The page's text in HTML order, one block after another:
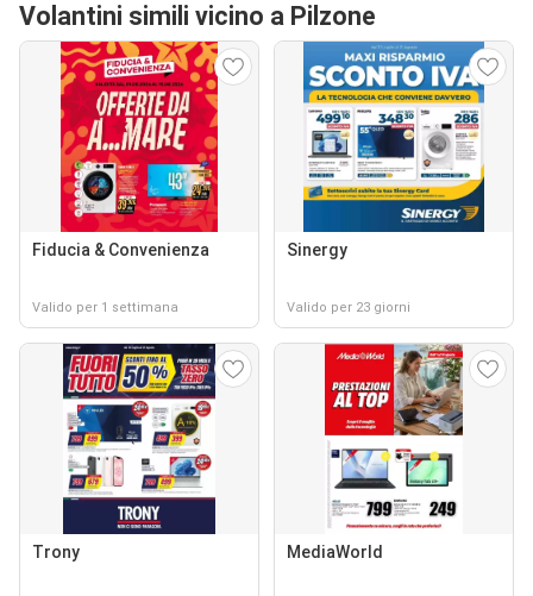
Volantini simili vicino a Pilzone
Fiducia & Convenienza
Valido per 1 settimana
Sinergy
Valido per 23 giorni
Trony MediaWorld